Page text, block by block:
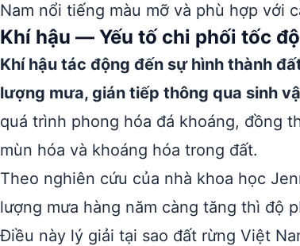
Nam nổi tiếng màu mỡ và phù hợp với
Khí hậu — Yếu tố chi phối tốc
Khí hậu tác động đến sự hình thành
lượng mưa, gián tiếp thông qua sinh
quá trình phong hóa đá khoáng, đồng
mùn hóa và khoáng hóa trong đất.
Theo nghiên cứu của nhà khoa học
lượng mưa hàng năm càng tăng thì độ
Điều này lý giải tại sao đất rừng Việt